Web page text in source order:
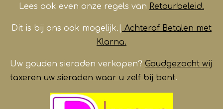
Lees ook even onze regels van Retourbeleid.
Dit is bij ons ook mogelijk.|
Achteraf Betalen met
Klarna.
Uw gouden sieraden verkopen? Goudgezocht wij
taxeren uw sieraden waar u zelf bij bent.